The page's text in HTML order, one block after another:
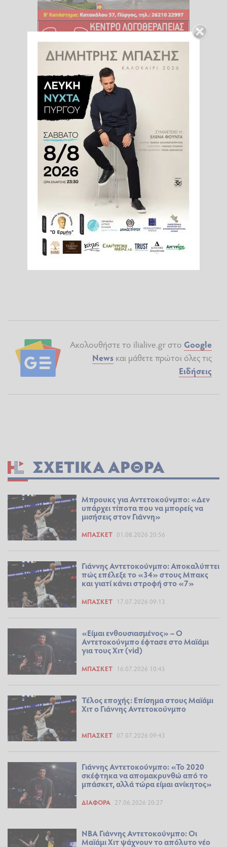
Ακολουθήστε το ilialive.gr στο Google
News και μάθετε πρώτοι όλες τις
Ειδήσεις
ΣΧΕΤΙΚΆ ΆΡΘΡΑ
Μπρουκς για Αντετοκούνμπο: «Δεν
υπάρχει τίποτα που να μπορείς να
μισήσεις στον Γιάννη»
ΜΠΆΣΚΕΤ 01.08.2026 20:56
Γιάννης Αντετοκούνμπο: Αποκαλύπτει
πώς επέλεξε το «34» στους Μπακς
και γιατί κάνει στροφή στο «7»
ΜΠΆΣΚΕΤ 17.07.2026 09:13
«Είμαι ενθουσιασμένος» – Ο
Αντετοκούνμπο έφτασε στο Μαϊάμι
για τους Χιτ (vid)
ΜΠΆΣΚΕΤ 16.07.2026 10:45
Τέλος εποχής: Επίσημα στους Μαϊάμι
Χιτ o Γιάννης Αντετοκούνμπο
ΜΠΆΣΚΕΤ 07.07.2026 09:43
Γιάννης Αντετοκούνμπο: «Το 2020
σκέφτηκα να απομακρυνθώ από το
μπάσκετ, αλλά τώρα είμαι ανίκητος»
ΔΙΆΦΟΡΑ 27.06.2026 20:27
NBA Γιάννης Αντετοκούνμπο: Οι
Μαϊάμι Χιτ ψάχνουν το απόλυτο νέο